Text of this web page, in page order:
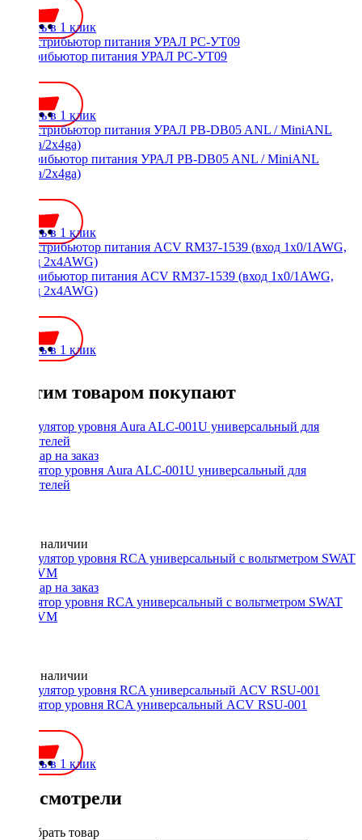
Купить в 1 клик
Дистрибьютор питания УРАЛ РС-УТ09
Купить в 1 клик
Дистрибьютор питания УРАЛ PB-DB05 ANL / MiniANL
(1x0ga/2x4ga)
Купить в 1 клик
Дистрибьютор питания ACV RM37-1539 (вход 1x0/1AWG,
выход 2x4AWG)
Купить в 1 клик
С этим товаром покупают
Регулятор уровня Aura ALC-001U универсальный для
усилителей
Нет в наличии
Регулятор уровня RCA универсальный с вольтметром SWAT
RLC-VM
Нет в наличии
Регулятор уровня RCA универсальный ACV RSU-001
Купить в 1 клик
Вы смотрели
Подобрать товар